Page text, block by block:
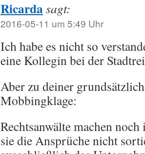
Ricardasagt:
2016-05-11 um 5:49 Uhr
Ich habe es nicht so
eine Kollegin bei der
Aber zu deiner
Mobbingklage:
Rechtsanwälte machen
sie die Ansprüche nicht